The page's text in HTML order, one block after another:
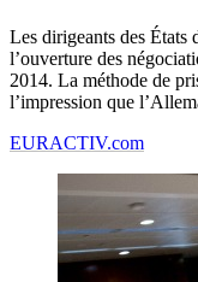
Les dirigeants des États
l’ouverture des
2014. La méthode de
l’impression que
EURACTIV.com